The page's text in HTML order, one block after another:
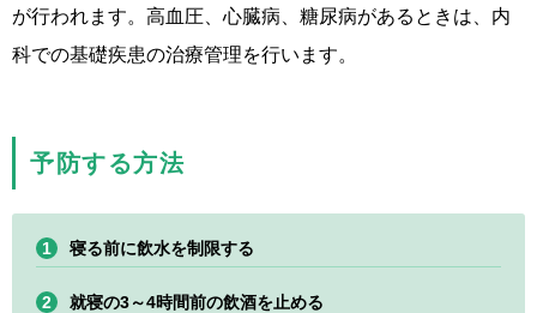
が行われます。高血圧、心臓病、糖尿病があるときは、内
科での基礎疾患の治療管理を行います。
予防する方法
寝る前に飲水を制限する
就寝の3～4時間前の飲酒を止める